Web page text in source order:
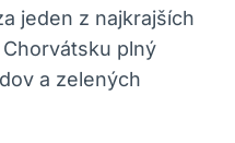
jeden z najkrajších
plný
a zelených